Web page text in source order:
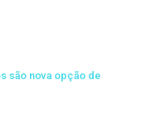
são nova opção de